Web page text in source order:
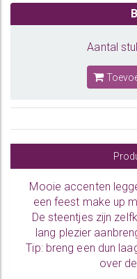
Aantal
Mooie accenten
een feest make up
De steentjes zijn
lang plezier
Tip: breng een dun
over